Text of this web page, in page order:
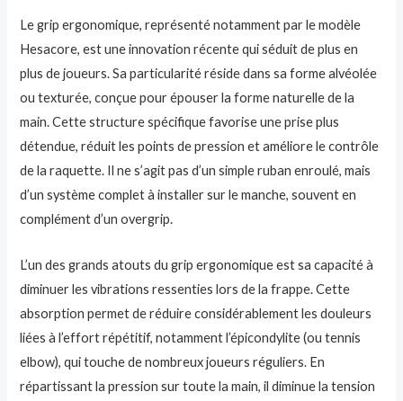
Le grip ergonomique, représenté notamment par le modèle
Hesacore, est une innovation récente qui séduit de plus en
plus de joueurs. Sa particularité réside dans sa forme alvéolée
ou texturée, conçue pour épouser la forme naturelle de la
main. Cette structure spécifique favorise une prise plus
détendue, réduit les points de pression et améliore le contrôle
de la raquette. Il ne s’agit pas d’un simple ruban enroulé, mais
d’un système complet à installer sur le manche, souvent en
complément d’un overgrip.
L’un des grands atouts du grip ergonomique est sa capacité à
diminuer les vibrations ressenties lors de la frappe. Cette
absorption permet de réduire considérablement les douleurs
liées à l’effort répétitif, notamment l’épicondylite (ou tennis
elbow), qui touche de nombreux joueurs réguliers. En
répartissant la pression sur toute la main, il diminue la tension